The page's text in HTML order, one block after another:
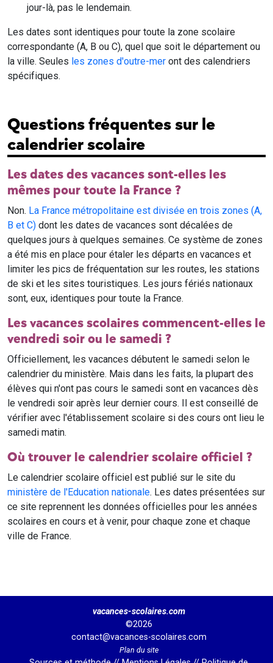
jour-là, pas le lendemain.
Les dates sont identiques pour toute la zone scolaire
correspondante (A, B ou C), quel que soit le département ou
la ville. Seules les zones d'outre-mer ont des calendriers
spécifiques.
Questions fréquentes sur le
calendrier scolaire
Les dates des vacances sont-elles les
mêmes pour toute la France ?
Non. La France métropolitaine est divisée en trois zones (A,
B et C) dont les dates de vacances sont décalées de
quelques jours à quelques semaines. Ce système de zones
a été mis en place pour étaler les départs en vacances et
limiter les pics de fréquentation sur les routes, les stations
de ski et les sites touristiques. Les jours fériés nationaux
sont, eux, identiques pour toute la France.
Les vacances scolaires commencent-elles le
vendredi soir ou le samedi ?
Officiellement, les vacances débutent le samedi selon le
calendrier du ministère. Mais dans les faits, la plupart des
élèves qui n'ont pas cours le samedi sont en vacances dès
le vendredi soir après leur dernier cours. Il est conseillé de
vérifier avec l'établissement scolaire si des cours ont lieu le
samedi matin.
Où trouver le calendrier scolaire officiel ?
Le calendrier scolaire officiel est publié sur le site du
ministère de l'Education nationale. Les dates présentées sur
ce site reprennent les données officielles pour les années
scolaires en cours et à venir, pour chaque zone et chaque
ville de France.
vacances-scolaires.com
©2026
contact@vacances-scolaires.com
Plan du site